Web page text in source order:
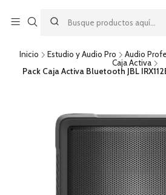
descuento por pago
por una compra mínima de $49.990. Este
acumulable a otras promociones ni
Inicio Estudio y Audio Pro Audio
Caja Activa
Pack Caja Activa Bluetooth JBL